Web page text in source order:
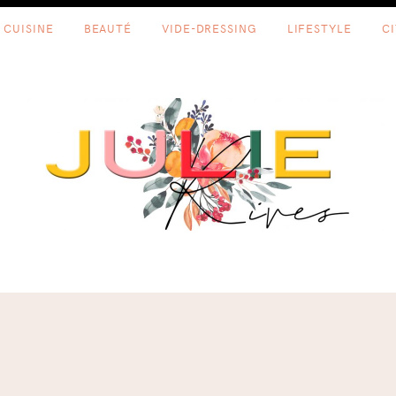
CUISINE BEAUTÉ VIDE-DRESSING LIFESTYLE